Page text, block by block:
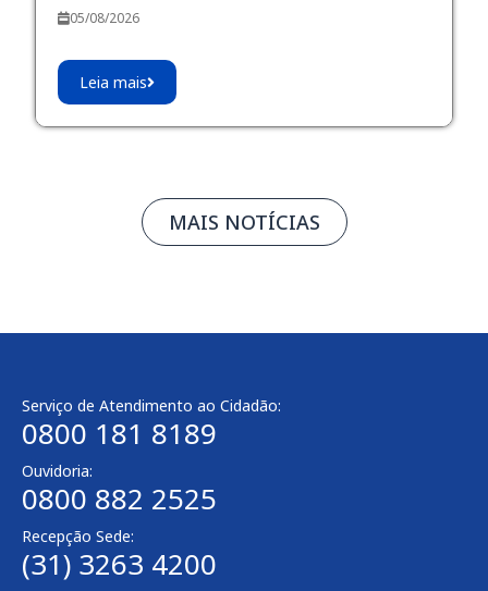
05/08/2026
Leia mais
MAIS NOTÍCIAS
Serviço de Atendimento ao Cidadão:
0800 181 8189
Ouvidoria:
0800 882 2525
Recepção Sede:
(31) 3263 4200